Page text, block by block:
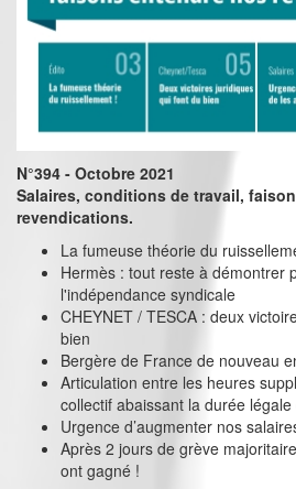
N°394 - Octobre 2021
Salaires, conditions de travail,
revendications.
La fumeuse théorie du
Hermès : tout reste à démontrer
l'indépendance syndicale
CHEYNET / TESCA : deux
bien
Bergère de France de nouveau
Articulation entre les heures
collectif abaissant la durée légale
Urgence d’augmenter nos
Après 2 jours de grève
ont gagné !